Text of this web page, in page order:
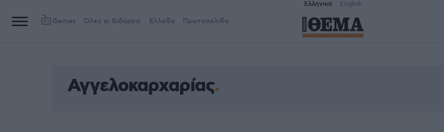
Ελληνικά English
Games Όλες οι Ειδήσεις Ελλάδα Πρωτοσέλιδα
Αγγελοκαρχαρίας